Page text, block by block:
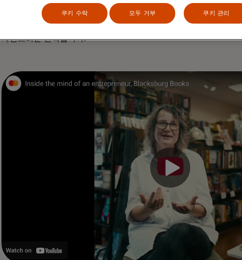
많은 블랙스버그의 기업가들은 소셜 미디어의 방송 파워와 최신 결
인사이트를 활용하여 디지털 상거래를 활용함으로써 우위를 점하
자연스러운 선택입니다.
쿠키 수락 모두 거부 쿠키 관리